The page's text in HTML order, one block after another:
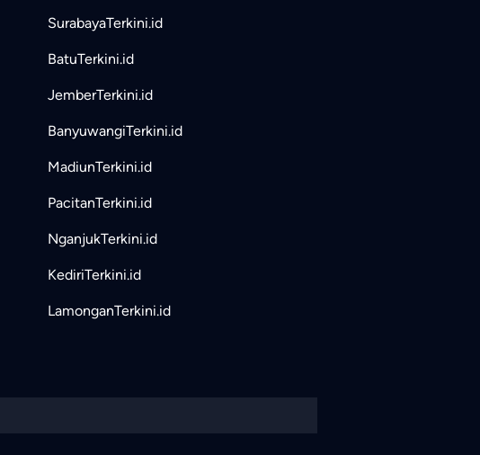
SurabayaTerkini.id
BatuTerkini.id
JemberTerkini.id
BanyuwangiTerkini.id
MadiunTerkini.id
PacitanTerkini.id
NganjukTerkini.id
KediriTerkini.id
LamonganTerkini.id